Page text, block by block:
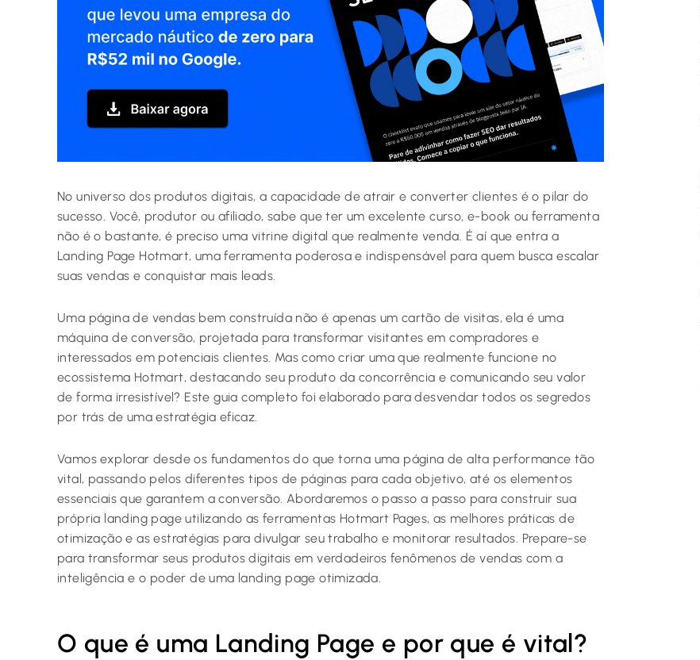
No universo dos produtos digitais, a capacidade de atrair e converter clientes é o pilar do
sucesso. Você, produtor ou afiliado, sabe que ter um excelente curso, e-book ou ferramenta
não é o bastante, é preciso uma vitrine digital que realmente venda. É aí que entra a
Landing Page Hotmart, uma ferramenta poderosa e indispensável para quem busca escalar
suas vendas e conquistar mais leads.
Uma página de vendas bem construída não é apenas um cartão de visitas, ela é uma
máquina de conversão, projetada para transformar visitantes em compradores e
interessados em potenciais clientes. Mas como criar uma que realmente funcione no
ecossistema Hotmart, destacando seu produto da concorrência e comunicando seu valor
de forma irresistível? Este guia completo foi elaborado para desvendar todos os segredos
por trás de uma estratégia eficaz.
Vamos explorar desde os fundamentos do que torna uma página de alta performance tão
vital, passando pelos diferentes tipos de páginas para cada objetivo, até os elementos
essenciais que garantem a conversão. Abordaremos o passo a passo para construir sua
própria landing page utilizando as ferramentas Hotmart Pages, as melhores práticas de
otimização e as estratégias para divulgar seu trabalho e monitorar resultados. Prepare-se
para transformar seus produtos digitais em verdadeiros fenômenos de vendas com a
inteligência e o poder de uma landing page otimizada.
O que é uma Landing Page e por que é vital?